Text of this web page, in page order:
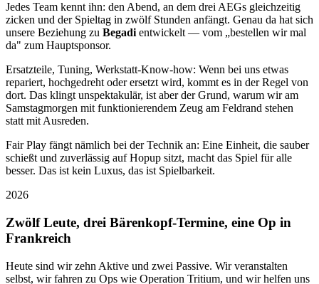
Jedes Team kennt ihn: den Abend, an dem drei AEGs gleichzeitig
zicken und der Spieltag in zwölf Stunden anfängt. Genau da hat sich
unsere Beziehung zu Begadientwickelt — vom „bestellen wir mal
da" zum Hauptsponsor.
Ersatzteile, Tuning, Werkstatt-Know-how: Wenn bei uns etwas
repariert, hochgedreht oder ersetzt wird, kommt es in der Regel von
dort. Das klingt unspektakulär, ist aber der Grund, warum wir am
Samstagmorgen mit funktionierendem Zeug am Feldrand stehen
statt mit Ausreden.
Fair Play fängt nämlich bei der Technik an: Eine Einheit, die sauber
schießt und zuverlässig auf Hopup sitzt, macht das Spiel für alle
besser. Das ist kein Luxus, das ist Spielbarkeit.
2026
Zwölf Leute, drei Bärenkopf-Termine, eine Op in
Frankreich
Heute sind wir zehn Aktive und zwei Passive. Wir veranstalten
selbst, wir fahren zu Ops wie Operation Tritium, und wir helfen uns